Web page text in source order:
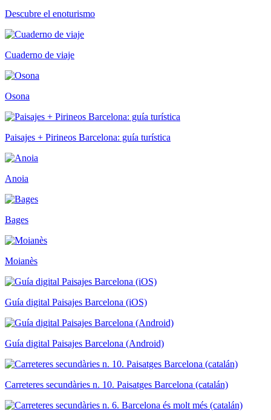
Descubre el enoturismo
Cuaderno de viaje
Osona
Paisajes + Pirineos Barcelona: guía turística
Anoia
Bages
Moianès
Guía digital Paisajes Barcelona (iOS)
Guía digital Paisajes Barcelona (Android)
Carreteres secundàries n. 10. Paisatges Barcelona (catalán)